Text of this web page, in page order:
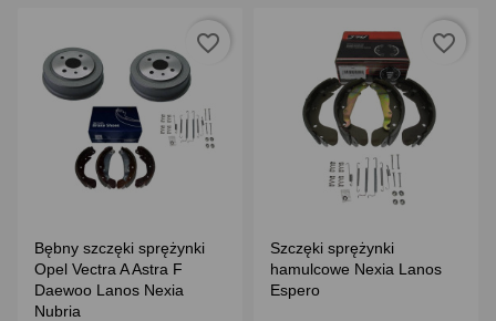
Bębny szczęki sprężynki
Opel Vectra A Astra F
Daewoo Lanos Nexia
Nubria
favorite_border
Szczęki sprężynki
hamulcowe Nexia Lanos
Espero
favorite_border